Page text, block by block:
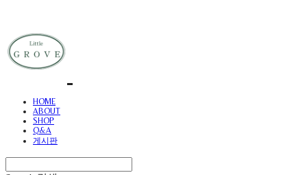
HOME
ABOUT
SHOP
Q&A
게시판